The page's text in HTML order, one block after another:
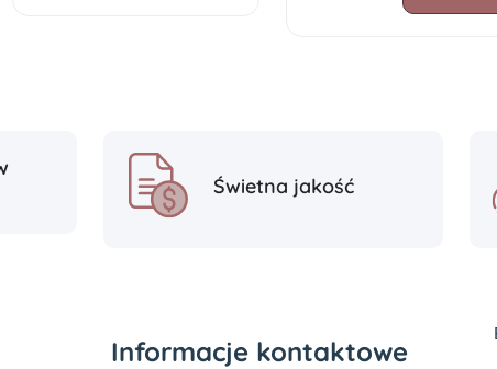
Świetna jakość
Informacje kontaktowe